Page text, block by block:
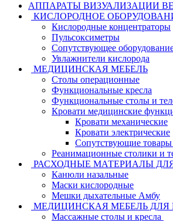
АППАРАТЫ ВИЗУАЛИЗАЦИИ
КИСЛОРОДНОЕ
Кислородные концентраторы
Пульсоксиметры
Сопутствующее
Увлажнители кислорода
МЕДИЦИНСКАЯ МЕБЕЛЬ
Столы операционные
Функциональные кресла
Функциональные столы и
Кровати медицинские
Кровати механические
Кровати электрические
Сопутствующие товары
Реанимационные столики и
РАСХОДНЫЕ МАТЕРИАЛЫ
Канюли назальные
Маски кислородные
Мешки дыхательные Амбу
МЕДИЦИНСКАЯ МЕБЕЛЬ
Массажные столы и кресла